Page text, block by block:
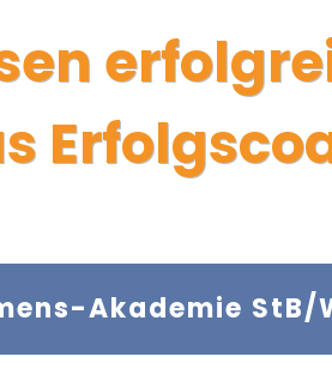
Akademie StB/